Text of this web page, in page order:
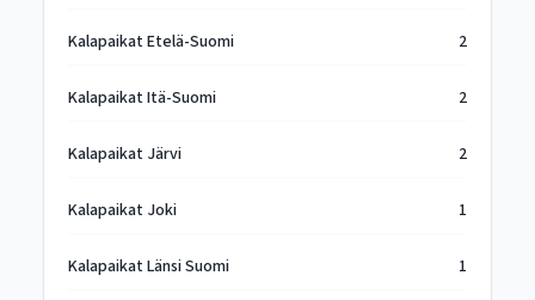
Kalapaikat Etelä-Suomi 2
Kalapaikat Itä-Suomi 2
Kalapaikat Järvi 2
Kalapaikat Joki 1
Kalapaikat Länsi Suomi 1